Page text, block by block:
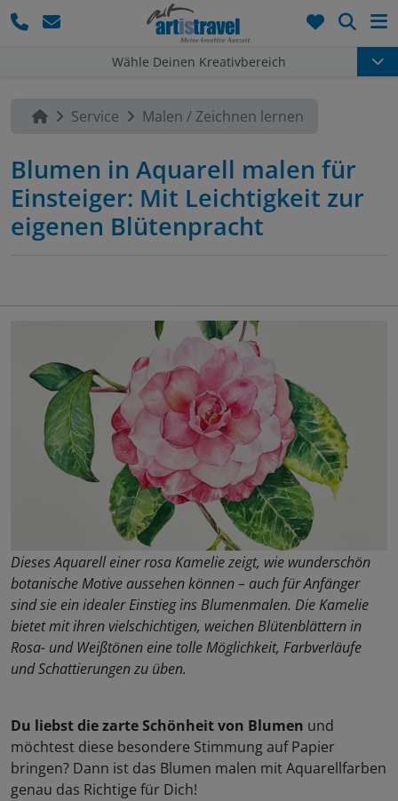
Wähle Deinen Kreativbereich
Service Malen / Zeichnen lernen
Blumen in Aquarell malen für
Einsteiger: Mit Leichtigkeit zur
eigenen Blütenpracht
Dieses Aquarell einer rosa Kamelie zeigt, wie wunderschön
botanische Motive aussehen können – auch für Anfänger
sind sie ein idealer Einstieg ins Blumenmalen. Die Kamelie
bietet mit ihren vielschichtigen, weichen Blütenblättern in
Rosa- und Weißtönen eine tolle Möglichkeit, Farbverläufe
und Schattierungen zu üben.
Du liebst die zarte Schönheit von Blumen und
möchtest diese besondere Stimmung auf Papier
bringen? Dann ist das Blumen malen mit Aquarellfarben
genau das Richtige für Dich!